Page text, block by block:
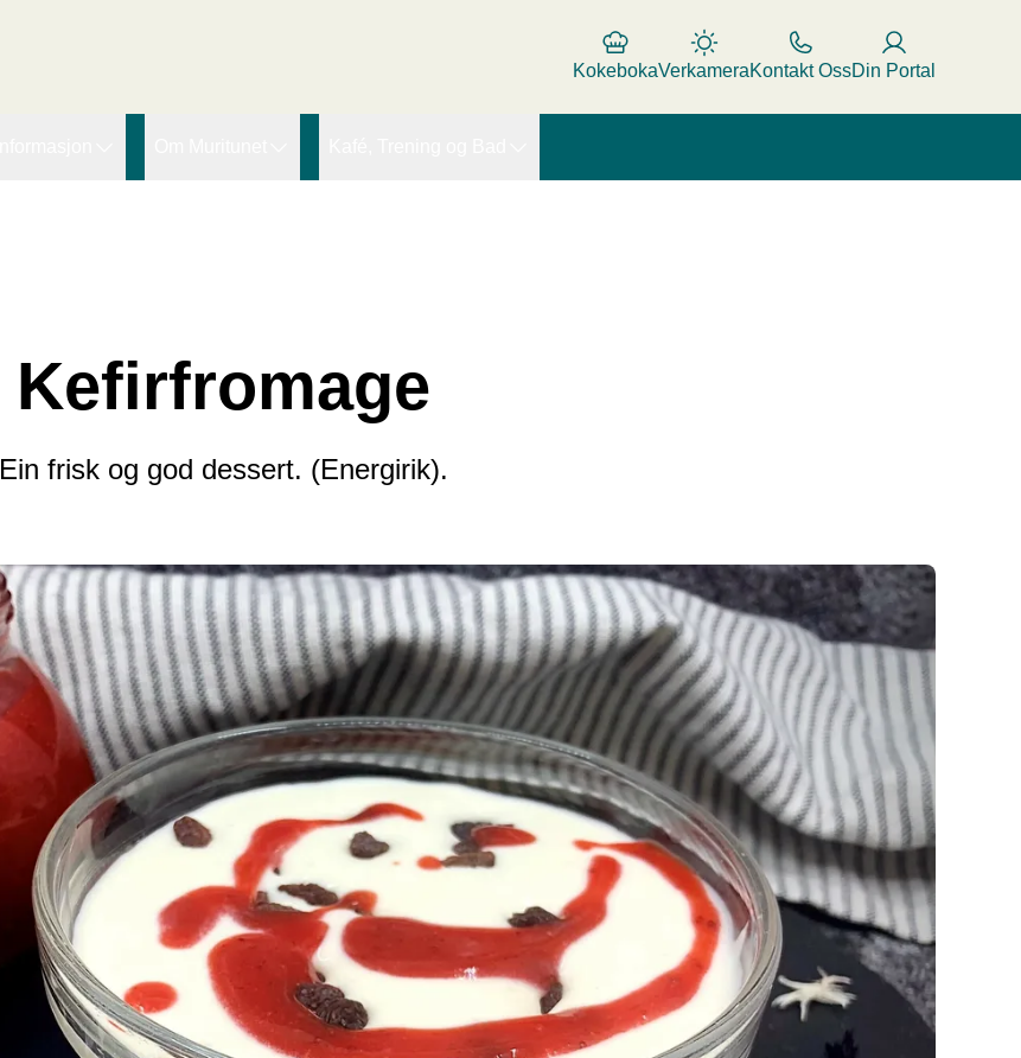
KokebokaVerkameraKontakt OssDin Portal
Om organisasjon
Kefirfromage
Ein frisk og god dessert. (Energirik).